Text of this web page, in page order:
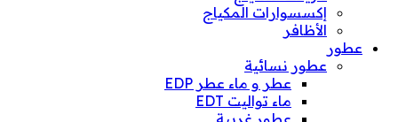
إكسسوارات المكياج
الأظافر
عطور
عطور نسائية
عطر و ماء عطر EDP
ماء تواليت EDT